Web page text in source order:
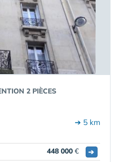
2 PIÈCES
➔ 5 km
448 000 € ➔